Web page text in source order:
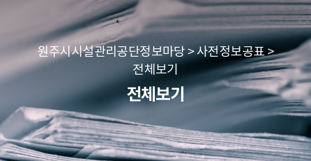
리
공
단
원주시시설관리공단정보마당 > 사전정보공표 >
전체보기
전체보기